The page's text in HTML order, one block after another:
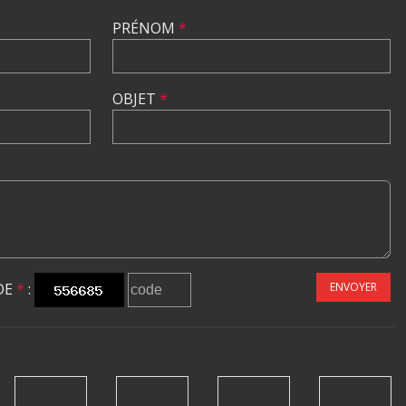
PRÉNOM *
OBJET *
* : ENVOYER